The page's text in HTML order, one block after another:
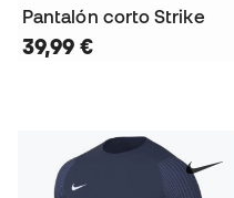
Pantalón corto Strike
39,99 €